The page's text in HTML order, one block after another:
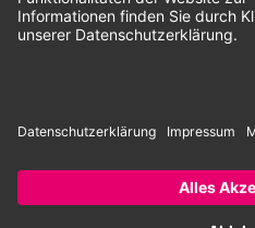
Unsere Zahlungsarten:
Rechnung SEPA-Lastschrift